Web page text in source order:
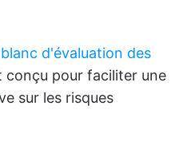
d'évaluation des
conçu pour faciliter une
sur les risques